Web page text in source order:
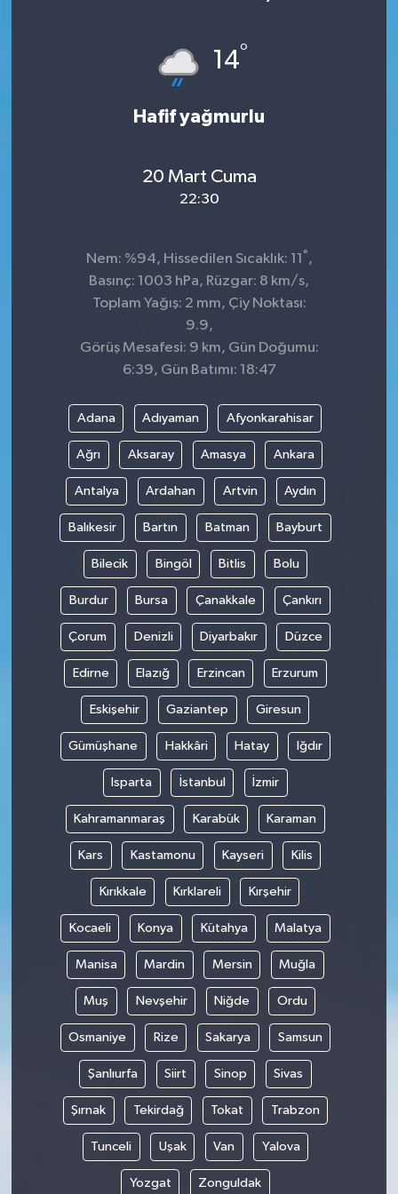
14°
Hafif yağmurlu
20 Mart Cuma
22:30
Nem: %94, Hissedilen Sıcaklık: 11 ° ,
Basınç: 1003 hPa, Rüzgar: 8 km/s,
Toplam Yağış: 2 mm, Çiy Noktası:
9.9,
Görüş Mesafesi: 9 km, Gün Doğumu:
6:39, Gün Batımı: 18:47
Adana Adıyaman Afyonkarahisar
Ağrı Aksaray Amasya Ankara
Antalya Ardahan Artvin Aydın
Balıkesir Bartın Batman Bayburt
Bilecik Bingöl Bitlis Bolu
Burdur Bursa Çanakkale Çankırı
Çorum Denizli Diyarbakır Düzce
Edirne Elazığ Erzincan Erzurum
Eskişehir Gaziantep Giresun
Gümüşhane Hakkâri Hatay Iğdır
Isparta İstanbul İzmir
Kahramanmaraş Karabük Karaman
Kars Kastamonu Kayseri Kilis
Kırıkkale Kırklareli Kırşehir
Kocaeli Konya Kütahya Malatya
Manisa Mardin Mersin Muğla
Muş Nevşehir Niğde Ordu
Osmaniye Rize Sakarya Samsun
Şanlıurfa Siirt Sinop Sivas
Şırnak Tekirdağ Tokat Trabzon
Tunceli Uşak Van Yalova
Yozgat Zonguldak
SİVİL TOPLUM
SOSYAL YAŞAM
ULUSAL HABERLER